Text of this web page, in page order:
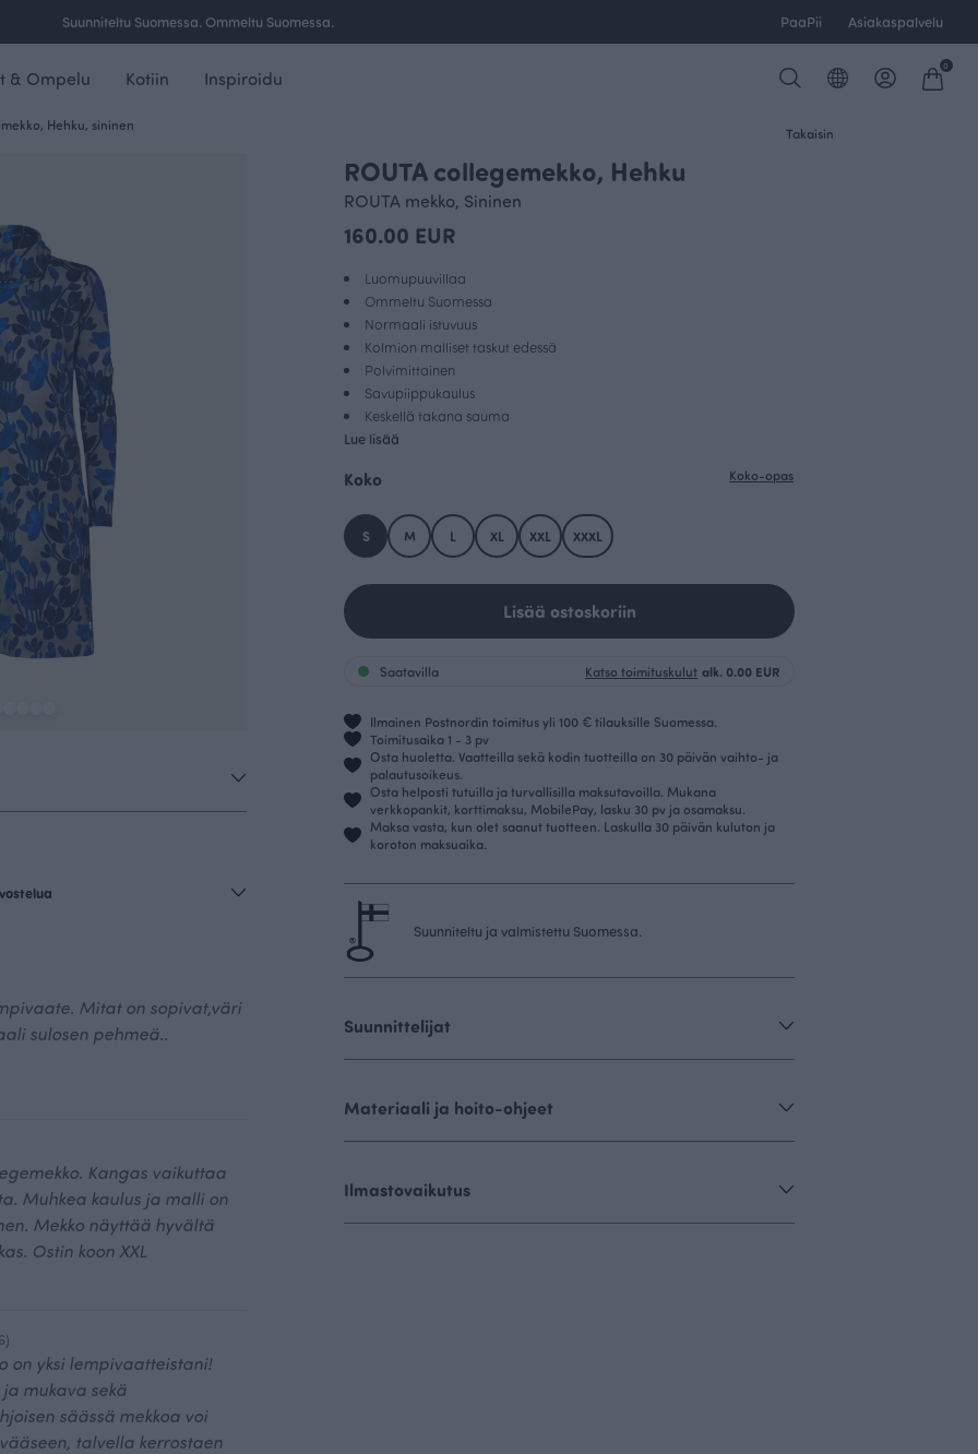
Ilmainen toimitus yli 100 € tilauksille Suomessa. PaaPii Asiakaspalvelu
& Ompelu Kotiin Inspiroidu
0
Hehku, sininen Takaisin
Mitat on sopivat,väri
sulosen pehmeä..
Kangas vaikuttaa
Muhkea kaulus ja malli on
Mekko näyttää hyvältä
Ostin koon XXL
on yksi lempivaatteistani!
mukava sekä
säässä mekkoa voi
talvella kerrostaen
ROUTA collegemekko, Hehku
ROUTA mekko, Sininen
160.00 EUR
Luomupuuvillaa
Ommeltu Suomessa
Normaali istuvuus
Kolmion malliset taskut edessä
Polvimittainen
Savupiippukaulus
Keskellä takana sauma
Lue lisää
Koko Koko-opas
S M L XL XXL XXXL
Lisää ostoskoriin
Saatavilla Katso toimituskulut alk. 0.00 EUR
Ilmainen Postnordin toimitus yli 100 € tilauksille Suomessa.
Toimitusaika 1 - 3 pv
Osta huoletta. Vaatteilla sekä kodin tuotteilla on 30 päivän vaihto- ja
palautusoikeus.
Osta helposti tutuilla ja turvallisilla maksutavoilla. Mukana
verkkopankit, korttimaksu, MobilePay, lasku 30 pv ja osamaksu.
Maksa vasta, kun olet saanut tuotteen. Laskulla 30 päivän kuluton ja
koroton maksuaika.
Suunniteltu ja valmistettu Suomessa.
Suunnittelijat
Materiaali ja hoito-ohjeet
Ilmastovaikutus